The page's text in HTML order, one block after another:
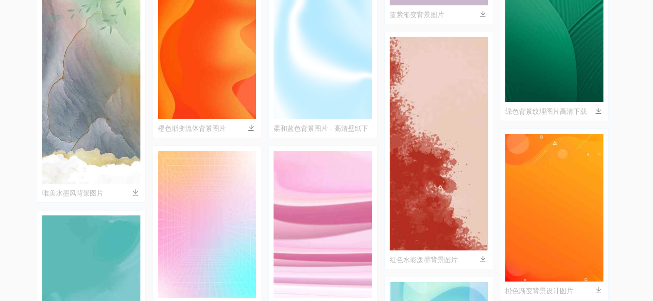
唯美水墨风背景图片
橙色渐变流体背景图片
柔和蓝色背景图片 - 高清壁纸下
蓝紫渐变背景图片
红色水彩泼墨背景图片
绿色背景纹理图片高清下载
橙色渐变背景设计图片